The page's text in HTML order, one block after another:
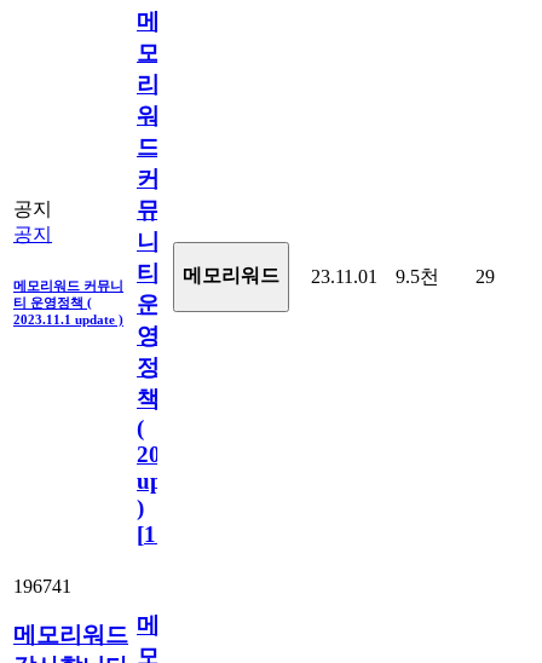
공지
공지
메모리워드 커뮤니
티 운영정책 (
2023.11.1 update )
메
모
리
워
드
커
뮤
니
티
운
영
정
책
(
2023.11.1
update
)
[110
메모리워드 23.11.01 9.5천 29
196741
메모리워드 메
모